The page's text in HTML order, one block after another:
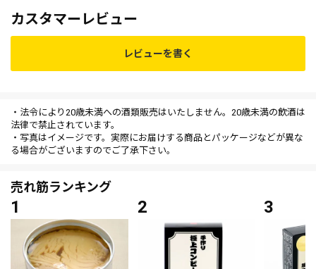
カスタマーレビュー
レビューを書く
・法令により20歳未満への酒類販売はいたしません。20歳未満の飲酒は
法律で禁止されています。
・写真はイメージです。実際にお届けする商品とパッケージなどが異な
る場合がございますのでご了承下さい。
売れ筋ランキング